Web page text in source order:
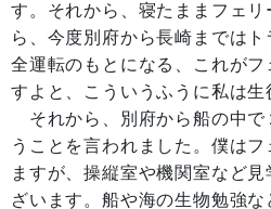
す。それから、寝たままフェ
ら、今度別府から長崎までは
全運転のもとになる、これが
すよと、こういうふうに私は生
それから、別府から船の中で
うことを言われました。僕は
ますが、操縦室や機関室など
ざいます。船や海の生物勉強